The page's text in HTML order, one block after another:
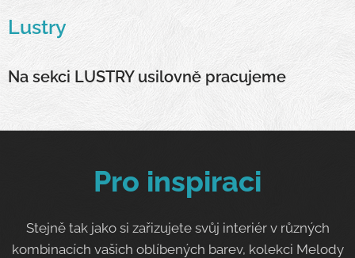
Lustry
Na sekci LUSTRY usilovně pracujeme
Pro inspiraci
Stejně tak jako si zařizujete svůj interiér v různých
kombinacích vašich oblíbených barev, kolekci Melody